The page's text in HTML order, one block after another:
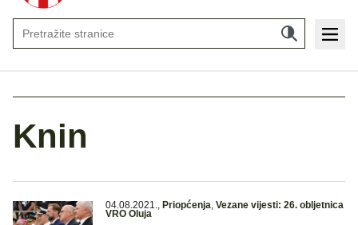
Knin
04.08.2021., Priopćenja, Vezane vijesti: 26. obljetnica
VRO Oluja